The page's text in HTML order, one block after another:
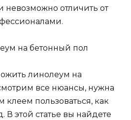
невозможно отличить от
на бетонный пол
линолеум на
все нюансы, нужна
пользоваться, как
В этой статье вы найдете